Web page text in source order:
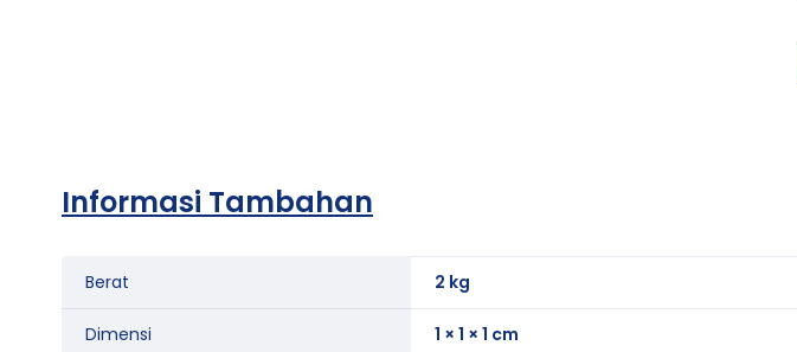
Informasi Tambahan
Berat 2 kg
Dimensi 1 × 1 × 1 cm